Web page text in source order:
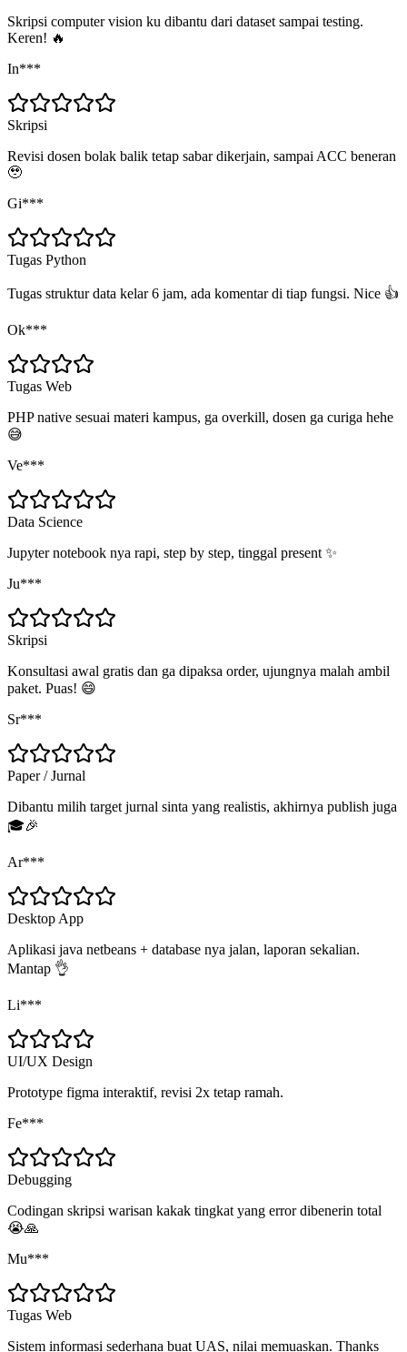
Skripsi computer vision ku dibantu dari dataset sampai testing.
Keren! 🔥
In***
Skripsi
Revisi dosen bolak balik tetap sabar dikerjain, sampai ACC beneran
🥹
Gi***
Tugas Python
Tugas struktur data kelar 6 jam, ada komentar di tiap fungsi. Nice 👍
Ok***
Tugas Web
PHP native sesuai materi kampus, ga overkill, dosen ga curiga hehe
😅
Ve***
Data Science
Jupyter notebook nya rapi, step by step, tinggal present ✨
Ju***
Skripsi
Konsultasi awal gratis dan ga dipaksa order, ujungnya malah ambil
paket. Puas! 😄
Sr***
Paper / Jurnal
Dibantu milih target jurnal sinta yang realistis, akhirnya publish juga
🎓🎉
Ar***
Desktop App
Aplikasi java netbeans + database nya jalan, laporan sekalian.
Mantap 👌
Li***
UI/UX Design
Prototype figma interaktif, revisi 2x tetap ramah.
Fe***
Debugging
Codingan skripsi warisan kakak tingkat yang error dibenerin total
😭🙏
Mu***
Tugas Web
Sistem informasi sederhana buat UAS, nilai memuaskan. Thanks